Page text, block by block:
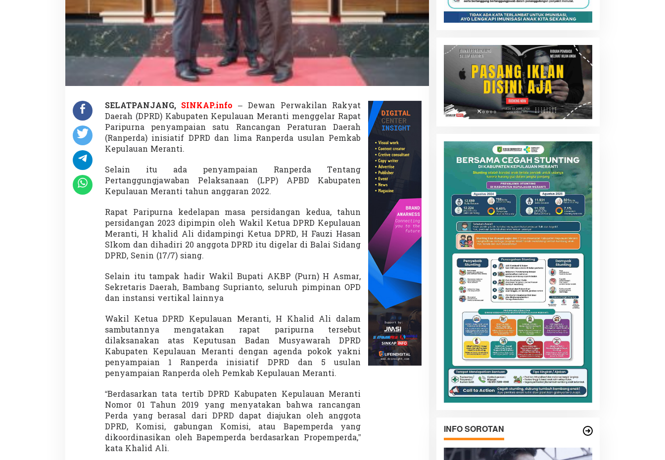
m
a
i
a
n
R
a
e
r
d
a
s
i
a
f
d
a
n
p
e
a
U
s
l
a
n
P
m
e
r
i
n
t
SELATPANJANG, SINKAP.info – Dewan Perwakilan Rakyat
Daerah (DPRD) Kabupaten Kepulauan Meranti menggelar Rapat
Paripurna penyampaian satu Rancangan Peraturan Daerah
(Ranperda) inisiatif DPRD dan lima Ranperda usulan Pemkab
Kepulauan Meranti.
Selain itu ada penyampaian Ranperda Tentang
Pertanggungjawaban Pelaksanaan (LPP) APBD Kabupaten
Kepulauan Meranti tahun anggaran 2022.
Rapat Paripurna kedelapan masa persidangan kedua, tahun
persidangan 2023 dipimpin oleh Wakil Ketua DPRD Kepulauan
Meranti, H khalid Ali didampingi Ketua DPRD, H Fauzi Hasan
SIkom dan dihadiri 20 anggota DPRD itu digelar di Balai Sidang
DPRD, Senin (17/7) siang.
Selain itu tampak hadir Wakil Bupati AKBP (Purn) H Asmar,
Sekretaris Daerah, Bambang Suprianto, seluruh pimpinan OPD
dan instansi vertikal lainnya
Wakil Ketua DPRD Kepulauan Meranti, H Khalid Ali dalam
sambutannya mengatakan rapat paripurna tersebut
dilaksanakan atas Keputusan Badan Musyawarah DPRD
Kabupaten Kepulauan Meranti dengan agenda pokok yakni
penyampaian 1 Ranperda inisiatif DPRD dan 5 usulan
penyampaian Ranperda oleh Pemkab Kepulauan Meranti.
“Berdasarkan tata tertib DPRD Kabupaten Kepulauan Meranti
Nomor 01 Tahun 2019 yang menyatakan bahwa rancangan
Perda yang berasal dari DPRD dapat diajukan oleh anggota
DPRD, Komisi, gabungan Komisi, atau Bapemperda yang
dikoordinasikan oleh Bapemperda berdasarkan Propemperda,”
kata Khalid Ali.
INFO SOROTAN